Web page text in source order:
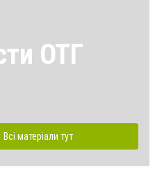
ОТГ
Всі матеріали тут